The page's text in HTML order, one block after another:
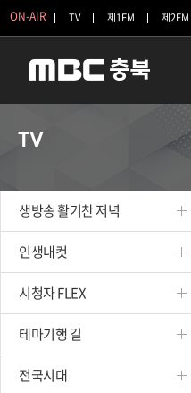
ON-AIR TV 제1FM 제2FM
TV
생방송 활기찬 저녁
인생내컷
시청자 FLEX
테마기행 길
전국시대